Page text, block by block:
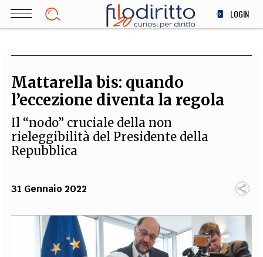
Salta
LOGIN
SOCIETÀ
MEDICINA
STORIA E FILOSOFIA
TEAM
FILODIRITTO REDAZIONE COMITATO SCIENTIFICO AUTORI CURATORI
FOTOGRAFI
PARTNER COLLABORA CON NOI
Mattarella bis: quando
l’eccezione diventa la regola
Il “nodo” cruciale della non
rieleggibilità del Presidente della
Repubblica
31 Gennaio 2022